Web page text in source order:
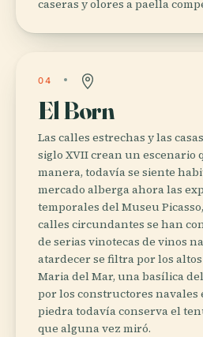
caseras y olores a paella
04
El Born
Las calles estrechas y las
siglo XVII crean un escenario
manera, todavía se siente
mercado alberga ahora las
temporales del Museu
calles circundantes se han
de serias vinotecas de vinos
atardecer se filtra por los
Maria del Mar, una basílica
por los constructores navales
piedra todavía conserva el
que alguna vez miró.